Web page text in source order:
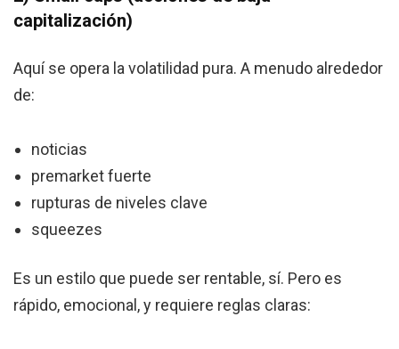
capitalización)
Aquí se opera la volatilidad pura. A menudo alrededor
de:
noticias
premarket fuerte
rupturas de niveles clave
squeezes
Es un estilo que puede ser rentable, sí. Pero es
rápido, emocional, y requiere reglas claras: